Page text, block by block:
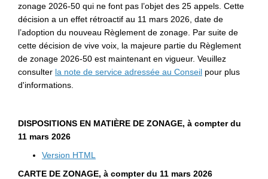
zonage 2026-50 qui ne font pas l’objet des 25 appels. Cette
décision a un effet rétroactif au 11 mars 2026, date de
l’adoption du nouveau Règlement de zonage. Par suite de
cette décision de vive voix, la majeure partie du Règlement
de zonage 2026-50 est maintenant en vigueur. Veuillez
consulter la note de service adressée au Conseil(Liens externes)
pour plus
d'informations.
DISPOSITIONS EN MATIÈRE DE ZONAGE, à compter du
11 mars 2026
Version HTML
CARTE DE ZONAGE, à compter du 11 mars 2026